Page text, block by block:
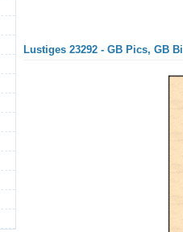
Lustiges 23292 - GB Pics, GB